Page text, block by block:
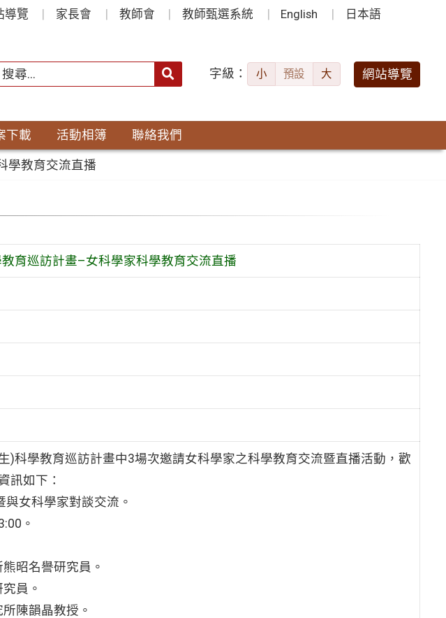
導覽 家長會 教師會 教師甄選系統 English 日本語
字級： 小 預設 大 網站導覽
下載 活動相簿 聯絡我們
學教育交流直播
育巡訪計畫–女科學家科學教育交流直播
)科學教育巡訪計畫中3場次邀請女科學家之科學教育交流暨直播活動，歡
訊如下：
女科學家對談交流。
。
昭名譽研究員。
員。
陳韻晶教授。